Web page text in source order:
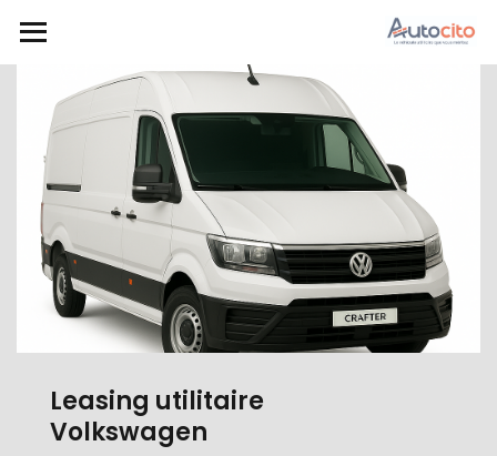
Leasing utilitaire
Volkswagen